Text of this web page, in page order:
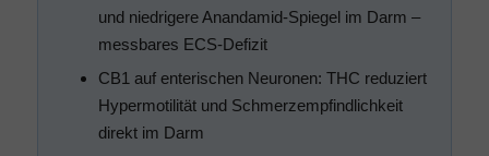
und niedrigere Anandamid-Spiegel im Darm –
messbares ECS-Defizit
CB1 auf enterischen Neuronen: THC reduziert
Hypermotilität und Schmerzempfindlichkeit
direkt im Darm